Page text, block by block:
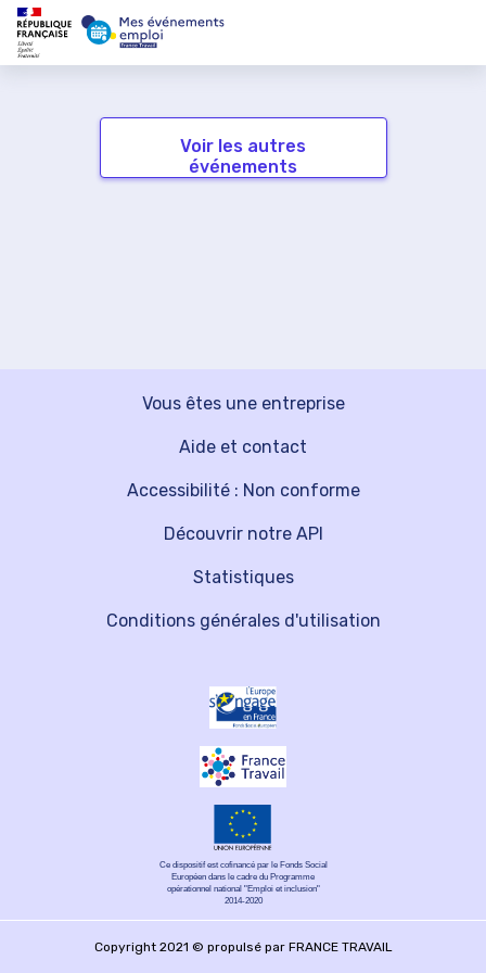
Voir les autres
événements
Vous êtes une entreprise
Découvrir notre API
Aide et contact
Statistiques
Accessibilité : Non conforme
Conditions générales d'utilisation
Ce dispositif est cofinancé par le Fonds Social
Européen dans le cadre du Programme
opérationnel national "Emploi et inclusion"
2014-2020
Copyright 2021 © propulsé par FRANCE TRAVAIL